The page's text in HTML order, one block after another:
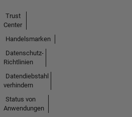
Trust
Center
Handelsmarken
Datenschutz-
Richtlinien
Datendiebstahl
verhindern
Status von
Anwendungen